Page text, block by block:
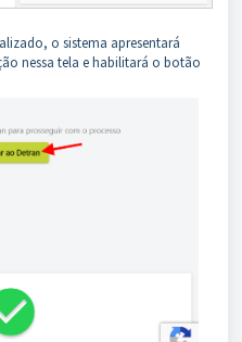
o sistema apresentará
nessa tela e habilitará o botão